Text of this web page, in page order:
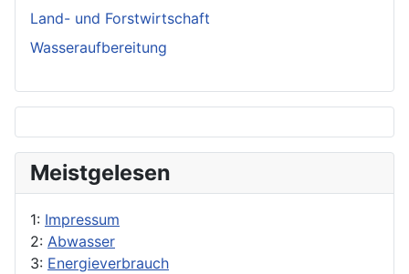
Land- und Forstwirtschaft
Wasseraufbereitung
Meistgelesen
1: Impressum
2: Abwasser
3: Energieverbrauch